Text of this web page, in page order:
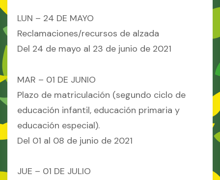
LUN – 24 DE MAYO
Reclamaciones/recursos de alzada
Del 24 de mayo al 23 de junio de 2021
MAR – 01 DE JUNIO
Plazo de matriculación (segundo ciclo de
educación infantil, educación primaria y
educación especial).
Del 01 al 08 de junio de 2021
JUE – 01 DE JULIO